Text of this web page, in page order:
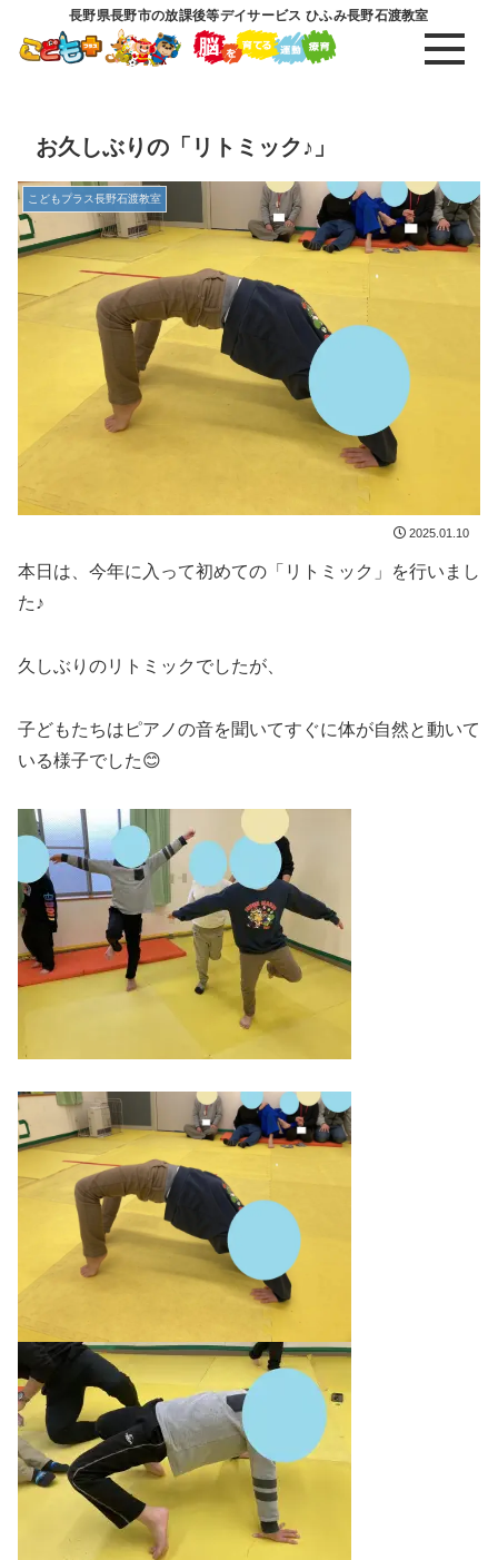
長野県長野市の放課後等デイサービス ひふみ長野石渡教室
お久しぶりの「リトミック♪」
こどもプラス長野石渡教室
2025.01.10
本日は、今年に入って初めての「リトミック」を行いまし
た♪
久しぶりのリトミックでしたが、
子どもたちはピアノの音を聞いてすぐに体が自然と動いて
いる様子でした😊